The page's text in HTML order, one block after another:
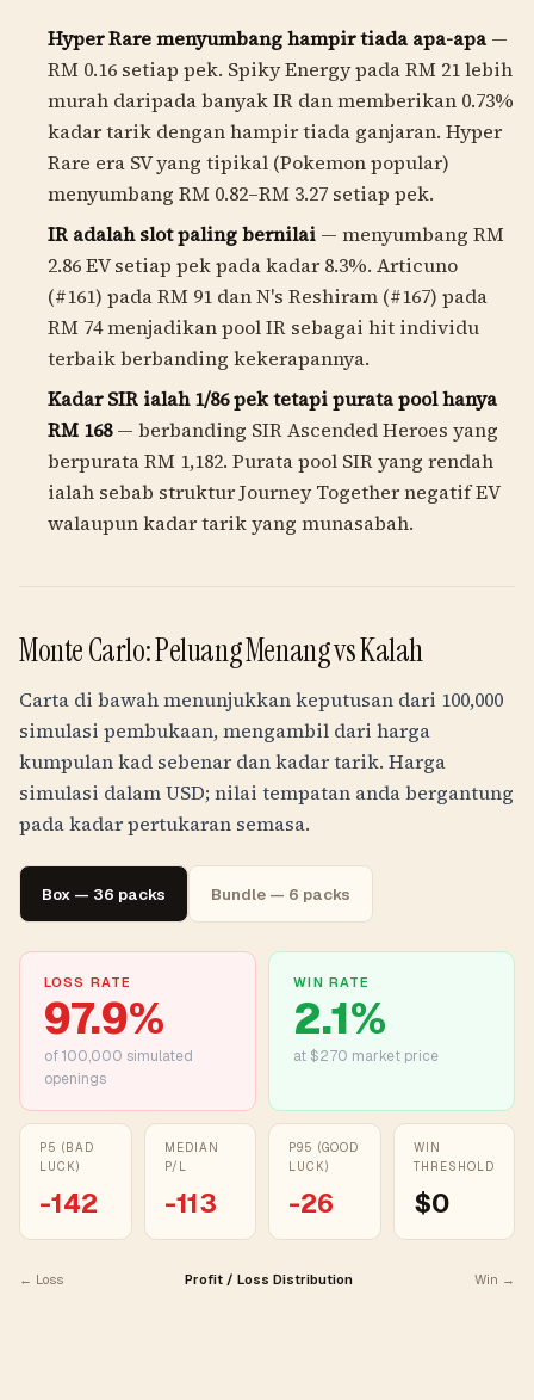
Hyper Rare menyumbang hampir tiada apa-apa —
RM 0.16 setiap pek. Spiky Energy padaRM 21lebih
murah daripada banyak IR dan memberikan 0.73%
kadar tarik dengan hampir tiada ganjaran. Hyper
Rare era SV yang tipikal (Pokemon popular)
menyumbang RM 0.82–RM 3.27 setiap pek.
IR adalah slot paling bernilai — menyumbang RM
2.86EV setiap pek pada kadar 8.3%. Articuno
(#161) padaRM 91 dan N's Reshiram (#167) pada
RM 74menjadikan pool IR sebagai hit individu
terbaik berbanding kekerapannya.
Kadar SIR ialah 1/86 pek tetapi purata pool hanya
RM 168— berbanding SIR Ascended Heroes yang
berpurataRM 1,182. Purata pool SIR yang rendah
ialah sebab struktur Journey Together negatif EV
walaupun kadar tarik yang munasabah.
Monte Carlo: Peluang Menang vs Kalah
Carta di bawah menunjukkan keputusan dari 100,000
simulasi pembukaan, mengambil dari harga
kumpulan kad sebenar dan kadar tarik. Harga
simulasi dalam USD; nilai tempatan anda bergantung
pada kadar pertukaran semasa.
Box — 36 packs Bundle — 6 packs
LOSS RATE
97.9%
of100,000 simulated
openings
WIN RATE
2.1%
at $270 market price
P5 (BAD
LUCK)
-142
MEDIAN
P/L
-113
P95 (GOOD
LUCK)
-26
WIN
THRESHOLD
$0
← Loss Profit / Loss Distribution Win →